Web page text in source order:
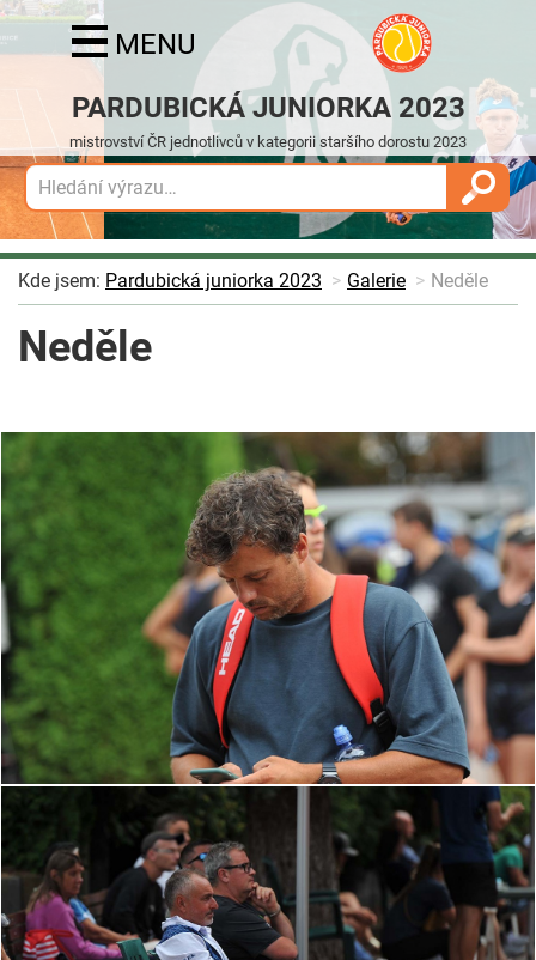
MENU
PARDUBICKÁ JUNIORKA 2023
mistrovství ČR jednotlivců v kategorii staršího dorostu 2023
Kde jsem: Pardubická juniorka 2023 Galerie Neděle
Neděle